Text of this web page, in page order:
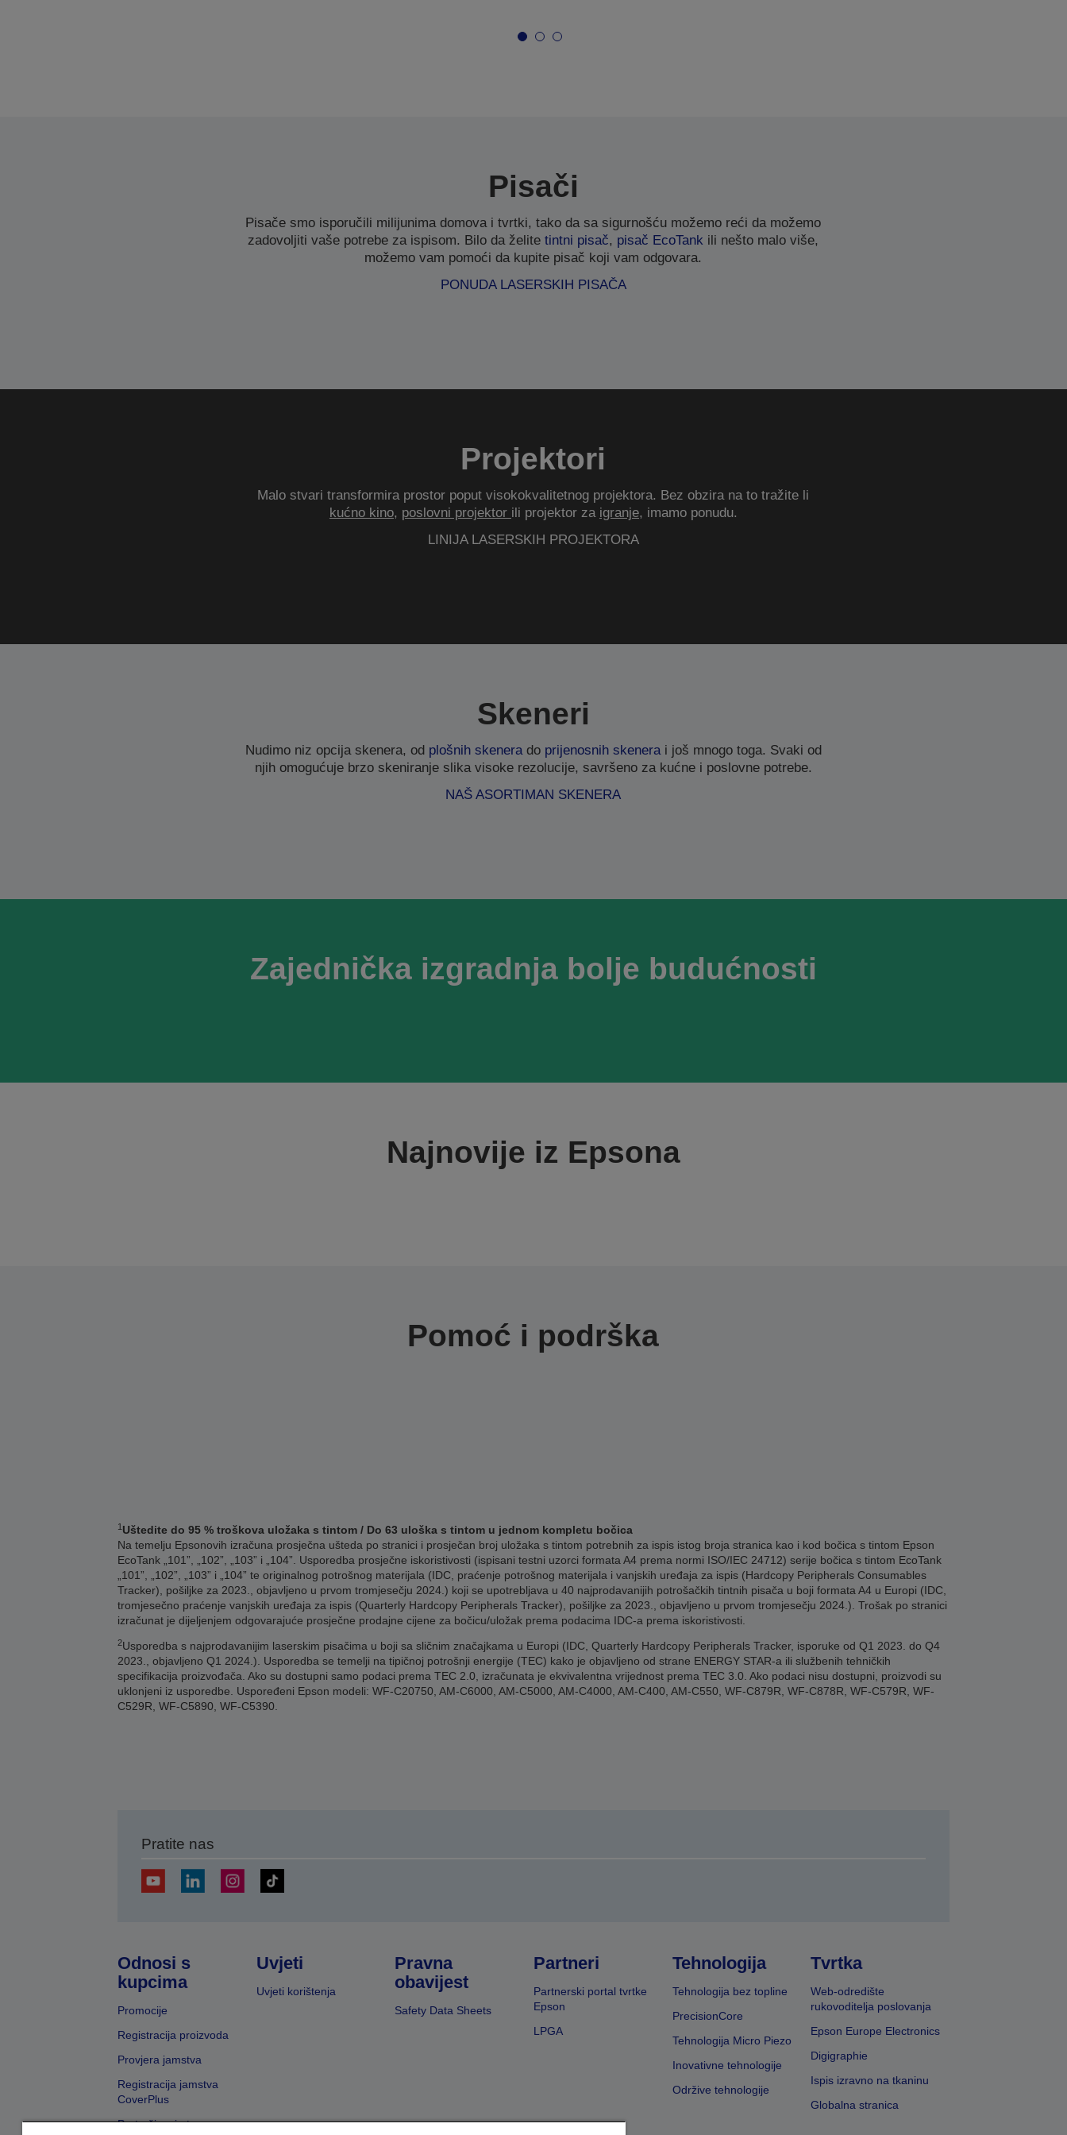
Pisači
Pisače smo isporučili milijunima domova i tvrtki, tako da sa sigurnošću možemo reći da možemo
zadovoljiti vaše potrebe za ispisom. Bilo da želitetintni pisač, pisač EcoTank ili nešto malo više,
možemo vam pomoći da kupite pisač koji vam odgovara.
PONUDA LASERSKIH PISAČA
Projektori
Malo stvari transformira prostor poput visokokvalitetnog projektora. Bez obzira na to tražite li
kućno kino, poslovni projektor ili projektor za igranje, imamo ponudu.
LINIJA LASERSKIH PROJEKTORA
Skeneri
Nudimo niz opcija skenera, od plošnih skenerado prijenosnih skenerai još mnogo toga. Svaki od
njih omogućuje brzo skeniranje slika visoke rezolucije, savršeno za kućne i poslovne potrebe.
NAŠ ASORTIMAN SKENERA
Zajednička izgradnja bolje budućnosti
Najnovije iz Epsona
Pomoć i podrška
1Uštedite do 95 % troškova uložaka s tintom / Do 63 uloška s tintom u jednom kompletu bočica
Na temelju Epsonovih izračuna prosječna ušteda po stranici i prosječan broj uložaka s tintom potrebnih za ispis istog broja stranica kao i kod bočica s tintom Epson
EcoTank „101”, „102”, „103” i „104”. Usporedba prosječne iskoristivosti (ispisani testni uzorci formata A4 prema normi ISO/IEC 24712) serije bočica s tintom EcoTank
„101”, „102”, „103” i „104” te originalnog potrošnog materijala (IDC, praćenje potrošnog materijala i vanjskih uređaja za ispis (Hardcopy Peripherals Consumables
Tracker), pošiljke za 2023., objavljeno u prvom tromjesečju 2024.) koji se upotrebljava u 40 najprodavanijih potrošačkih tintnih pisača u boji formata A4 u Europi (IDC,
tromjesečno praćenje vanjskih uređaja za ispis (Quarterly Hardcopy Peripherals Tracker), pošiljke za 2023., objavljeno u prvom tromjesečju 2024.). Trošak po stranici
izračunat je dijeljenjem odgovarajuće prosječne prodajne cijene za bočicu/uložak prema podacima IDC-a prema iskoristivosti.
2Usporedba s najprodavanijim laserskim pisačima u boji sa sličnim značajkama u Europi (IDC, Quarterly Hardcopy Peripherals Tracker, isporuke od Q1 2023. do Q4
2023., objavljeno Q1 2024.). Usporedba se temelji na tipičnoj potrošnji energije (TEC) kako je objavljeno od strane ENERGY STAR-a ili službenih tehničkih
specifikacija proizvođača. Ako su dostupni samo podaci prema TEC 2.0, izračunata je ekvivalentna vrijednost prema TEC 3.0. Ako podaci nisu dostupni, proizvodi su
uklonjeni iz usporedbe. Uspoređeni Epson modeli: WF-C20750, AM-C6000, AM-C5000, AM-C4000, AM-C400, AM-C550, WF-C879R, WF-C878R, WF-C579R, WF-
C529R, WF-C5890, WF-C5390.
Pratite nas
Odnosi s
kupcima
Promocije
Registracija proizvoda
Provjera jamstva
Registracija jamstva
CoverPlus
Pretraživanje trgovaca
Uvjeti
Uvjeti korištenja
Pravna
obavijest
Safety Data Sheets
Partneri
Partnerski portal tvrtke
Epson
LPGA
Tehnologija
Tehnologija bez topline
PrecisionCore
Tehnologija Micro Piezo
Inovativne tehnologije
Održive tehnologije
Tvrtka
Web-odredište
rukovoditelja poslovanja
Epson Europe Electronics
Digigraphie
Ispis izravno na tkaninu
Globalna stranica